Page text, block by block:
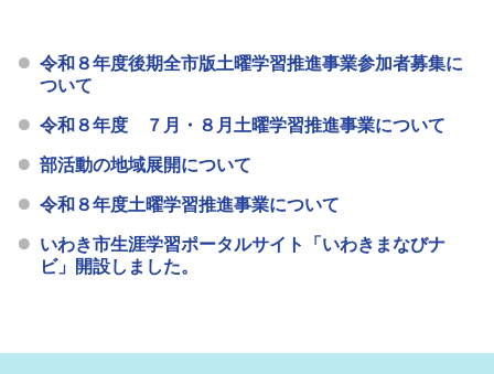
令和８年度後期全市版土曜学習推進事業参加者募集に
ついて
令和８年度 ７月・８月土曜学習推進事業について
部活動の地域展開について
令和８年度土曜学習推進事業について
いわき市生涯学習ポータルサイト「いわきまなびナ
ビ」開設しました。